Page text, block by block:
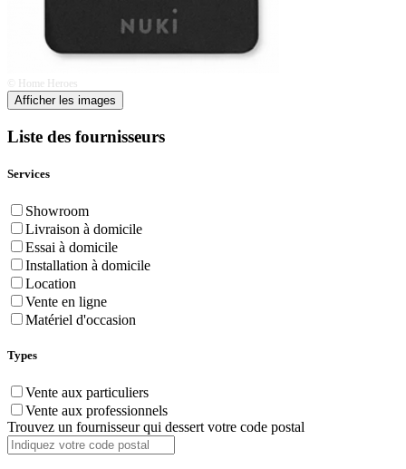
© Home Heroes
Afficher les images
Liste des fournisseurs
Services
Showroom
Livraison à domicile
Essai à domicile
Installation à domicile
Location
Vente en ligne
Matériel d'occasion
Types
Vente aux particuliers
Vente aux professionnels
Trouvez un fournisseur qui dessert votre code postal